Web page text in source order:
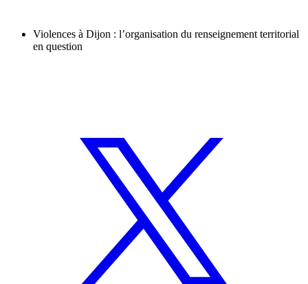
Violences à Dijon : l’organisation du renseignement territorial
en question